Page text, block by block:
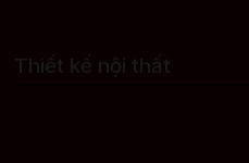
Thiết kế nội thất